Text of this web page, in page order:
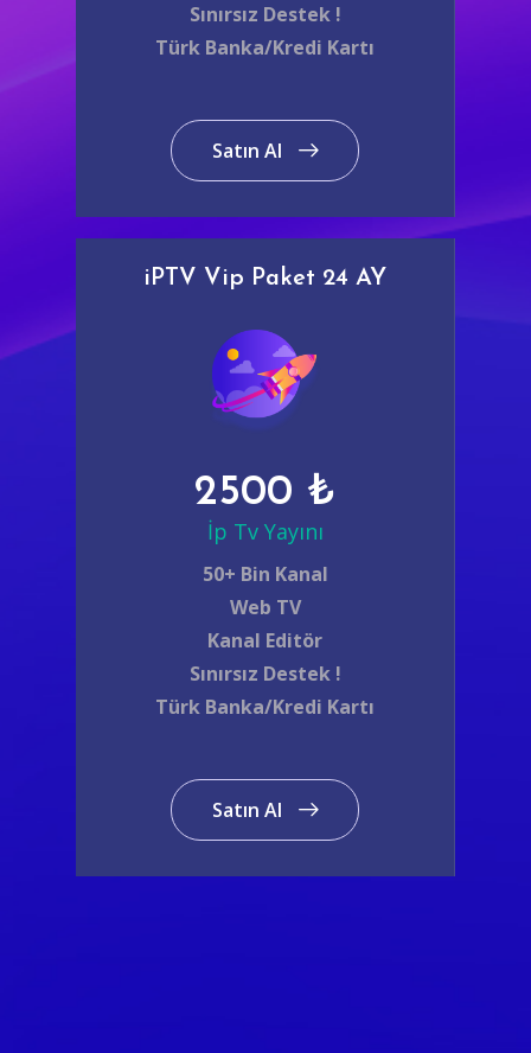
Sınırsız Destek !
Türk Banka/Kredi Kartı
Satın Al
iPTV Vip Paket 24 AY
2500 ₺
İp Tv Yayını
50+ Bin Kanal
Web TV
Kanal Editör
Sınırsız Destek !
Türk Banka/Kredi Kartı
Satın Al